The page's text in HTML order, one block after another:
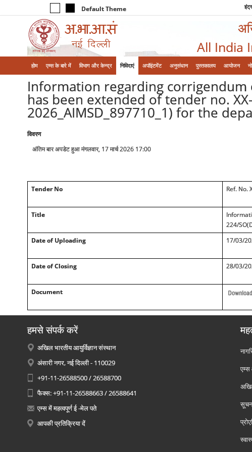
Default Theme
All India
होम एम्‍स के बारे में विभाग और केन्‍द्र निविदाएं अपॉइंटमेंट अनुसंधान पुस्तकालय आयोजन
Information regarding
has been extended of tender no.
2026_AIMSD_897710_1) for the
विवरण
अंतिम बार अपडेट हुआ मंगलवार, 17 मार्च 2026 17:00
Tender No Ref. No.
Title
224/
Date of Uploading
17/03/
Date of Closing 28/03/
Document
हमसे संपर्क करें
अखिल भारतीय आयुर्विज्ञान संस्थान
अंसारी नगर, नई दिल्ली - 110029
+91-11-26588500 / 26588700
फैक्स: +91-11-26588663 / 26588641
एम्स में महत्वपूर्ण ई -मेल पते
आपकी प्रतिक्रिया दें